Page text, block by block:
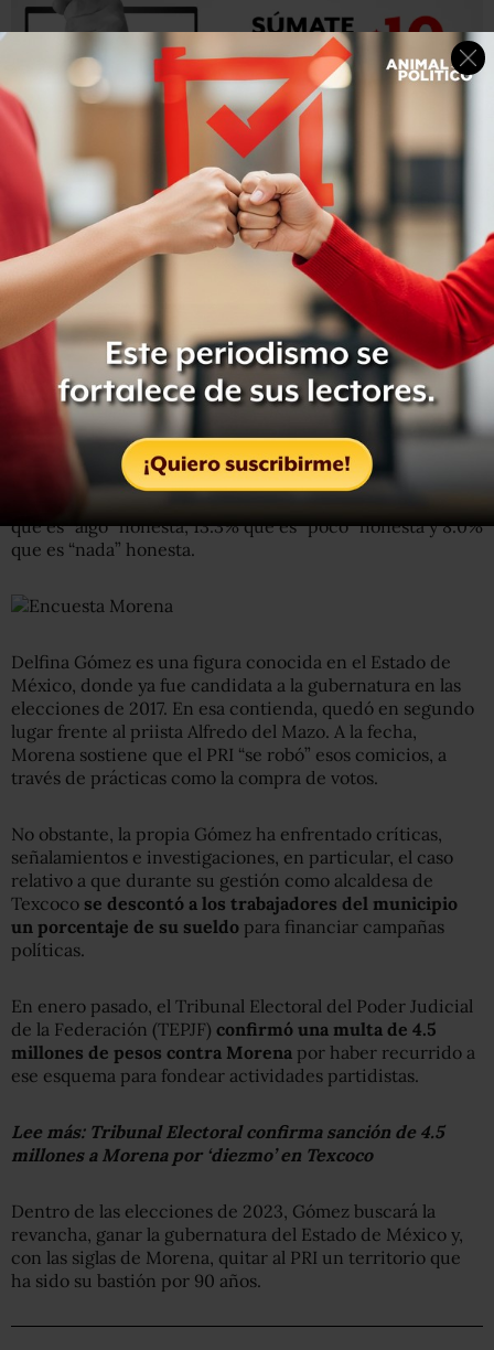
La encuesta de Covarrubias y Asociados arrojó números
similares: el 6% calificó a Gómez de “muy” honesta, 15.2%
de “algo” honesta, 14.4% de “poco” honesta y 7.5% de
“nada” honesta.
Igualmente, la encuesta de Morena determinó que 5.4%
de las personas dijo que Gómez es “muy” honesta, 14.8%
que es “algo” honesta, 13.3% que es “poco” honesta y 8.0%
que es “nada” honesta.
Delfina Gómez es una figura conocida en el Estado de
México, donde ya fue candidata a la gubernatura en las
elecciones de 2017. En esa contienda, quedó en segundo
lugar frente al priista Alfredo del Mazo. A la fecha,
Morena sostiene que el PRI “se robó” esos comicios, a
través de prácticas como la compra de votos.
No obstante, la propia Gómez ha enfrentado críticas,
señalamientos e investigaciones, en particular, el caso
relativo a que durante su gestión como alcaldesa de
Texcoco se descontó a los trabajadores del municipio
un porcentaje de su sueldo para financiar campañas
políticas.
En enero pasado, el Tribunal Electoral del Poder Judicial
de la Federación (TEPJF) confirmó una multa de 4.5
millones de pesos contra Morena por haber recurrido a
ese esquema para fondear actividades partidistas.
Lee más: Tribunal Electoral confirma sanción de 4.5
millones a Morena por ‘diezmo’ en Texcoco
Dentro de las elecciones de 2023, Gómez buscará la
revancha, ganar la gubernatura del Estado de México y,
con las siglas de Morena, quitar al PRI un territorio que
ha sido su bastión por 90 años.